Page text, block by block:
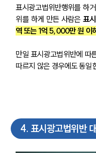
주
표시광고법위반행위를 하
위를 하게 만든 사람은 표
역 또는 1억 5,000만 원 이
만일 표시광고법위반에 따
따르지 않은 경우에도 동일
4. 표시광고법위반